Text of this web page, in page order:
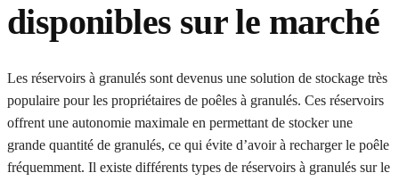
disponibles sur le marché
Les réservoirs à granulés sont devenus une solution de stockage très
populaire pour les propriétaires de poêles à granulés. Ces réservoirs
offrent une autonomie maximale en permettant de stocker une
grande quantité de granulés, ce qui évite d’avoir à recharger le poêle
fréquemment. Il existe différents types de réservoirs à granulés sur le